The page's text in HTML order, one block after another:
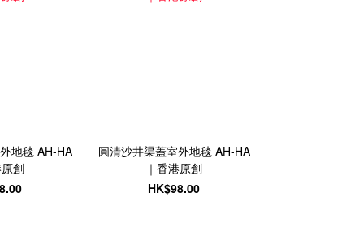
地毯 AH-HA
創
圓清沙井渠蓋室外地毯 AH-HA
｜香港原創
HK$98.00